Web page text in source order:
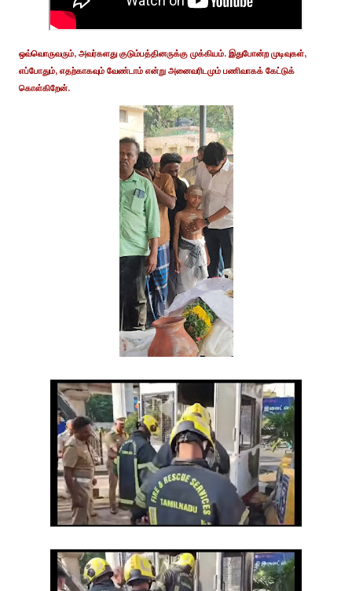
ஒவ்வொருவரும், அவர்களது குடும்பத்தினருக்கு முக்கியம். இதுபோன்ற முடிவுகள்,
எப்போதும், எதற்காகவும் வேண்டாம் என்று அனைவரிடமும் பணிவாகக் கேட்டுக்
கொள்கிறேன்.